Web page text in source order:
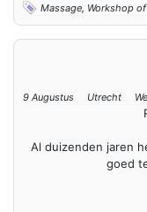
Massage, Workshop
9 Augustus Utrecht
Al duizenden jaren
goed